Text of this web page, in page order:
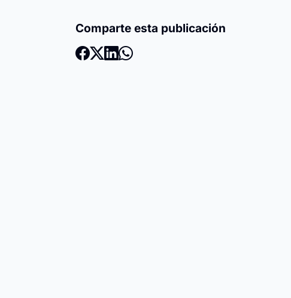
Comparte esta publicación